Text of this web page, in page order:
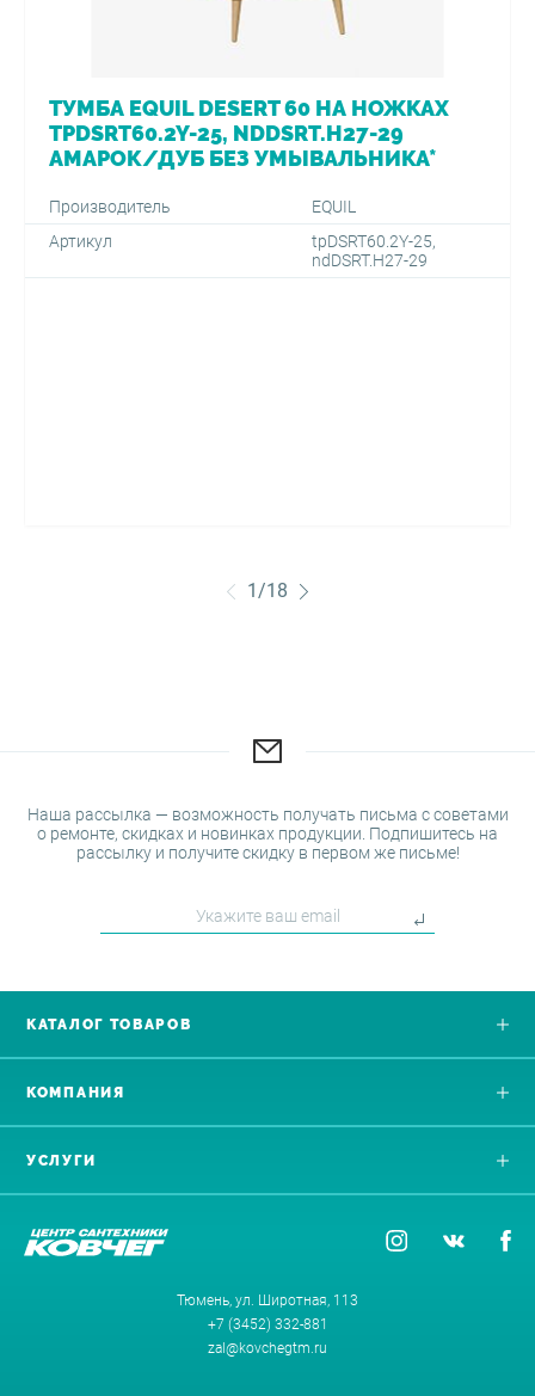
ТУМБА EQUIL DESERT 60 НА НОЖКАХ
TPDSRT60.2Y-25, NDDSRT.H27-29
АМАРОК/ДУБ БЕЗ УМЫВАЛЬНИКА*
Производитель
EQUIL
Артикул
tpDSRT60.2Y-25,
ndDSRT.H27-29
1/18
Наша рассылка — возможность получать письма с советами
о ремонте, скидках и новинках продукции. Подпишитесь на
рассылку и получите скидку в первом же письме!
Тюмень, ул. Широтная, 113
+7 (3452) 332-881
zal@kovchegtm.ru
КАТАЛОГ ТОВАРОВ
УСЛУГИ
КОМПАНИЯ